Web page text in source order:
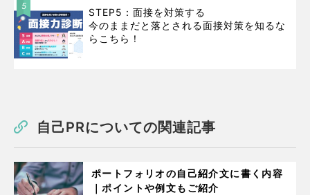
5
STEP5：面接を対策する
今のままだと落とされる面接対策を知るな
らこちら！
自己PRについての関連記事
ポートフォリオの自己紹介文に書く内容
｜ポイントや例文もご紹介